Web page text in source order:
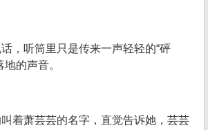
，听筒里只是传来一声轻轻的“砰
的声音。
着萧芸芸的名字，直觉告诉她，芸芸